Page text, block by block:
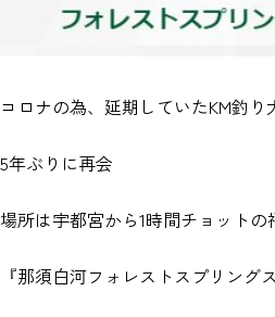
コロナの為、延期していたKM釣り
5年ぶりに再会
場所は宇都宮から1時間チョットの
『那須白河フォレストスプリング